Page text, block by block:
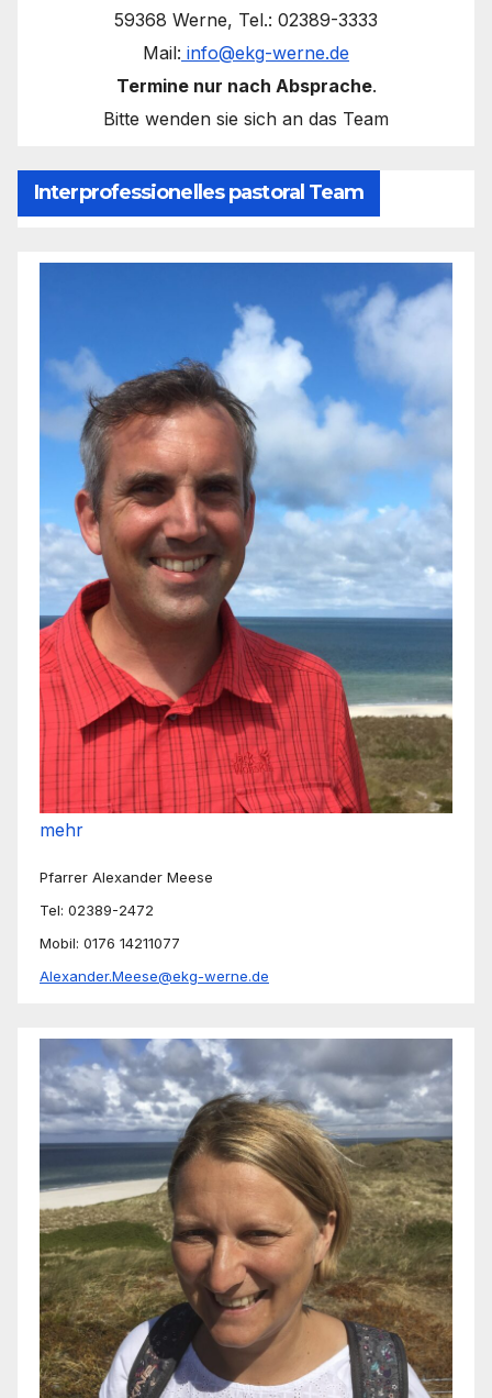
59368 Werne, Tel.: 02389-3333
Mail: info@ekg-werne.de
Termine nur nach Absprache.
Bitte wenden sie sich an das Team
Interprofessionelles pastoral Team
mehr
Pfarrer Alexander Meese
Tel: 02389-2472
Mobil: 0176 14211077
Alexander.Meese@ekg-werne.de